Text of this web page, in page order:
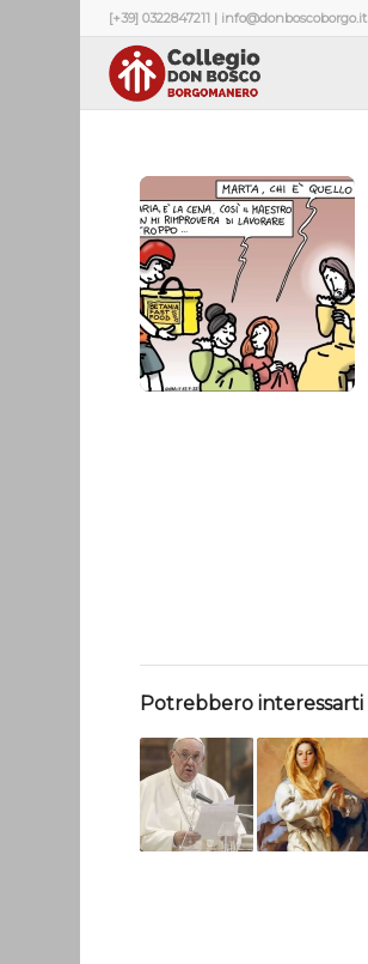
[+39] 0322847211 | info@donboscoborgo.it
Potrebbero interessarti